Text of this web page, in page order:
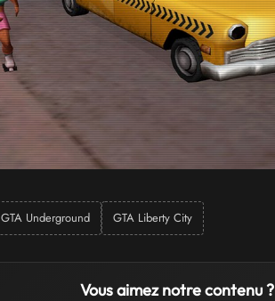
GTA Underground GTA Liberty City
Vous aimez notre contenu ?